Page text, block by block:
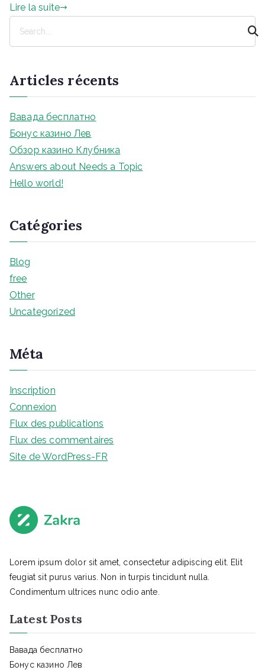
Lire la suite
e
r
c
e
r
Articles récents
Вавада бесплатно
Бонус казино Лев
Обзор казино Клубника
Answers about Needs a Topic
Hello world!
Catégories
Blog
free
Other
Uncategorized
Méta
Inscription
Connexion
Flux des publications
Flux des commentaires
Site de WordPress-FR
Lorem ipsum dolor sit amet, consectetur adipiscing elit. Elit
feugiat sit purus varius. Non in turpis tincidunt nulla.
Condimentum ultrices nunc odio ante.
Latest Posts
Вавада бесплатно
Бонус казино Лев